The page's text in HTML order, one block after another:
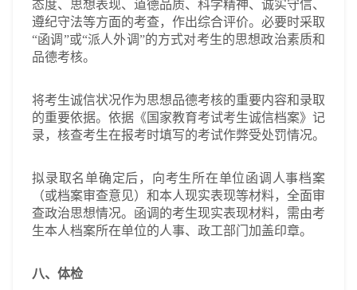
态度、思想表现、道德品质、科学精神、诚实守信、
遵纪守法等方面的考查，作出综合评价。必要时采取
“函调”或“派人外调”的方式对考生的思想政治素质和
品德考核。
将考生诚信状况作为思想品德考核的重要内容和录取
的重要依据。依据《国家教育考试考生诚信档案》记
录，核查考生在报考时填写的考试作弊受处罚情况。
拟录取名单确定后，向考生所在单位函调人事档案
（或档案审查意见）和本人现实表现等材料，全面审
查政治思想情况。函调的考生现实表现材料，需由考
生本人档案所在单位的人事、政工部门加盖印章。
八、体检